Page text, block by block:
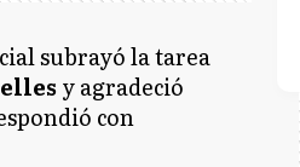
subrayó la tarea
y agradeció
con